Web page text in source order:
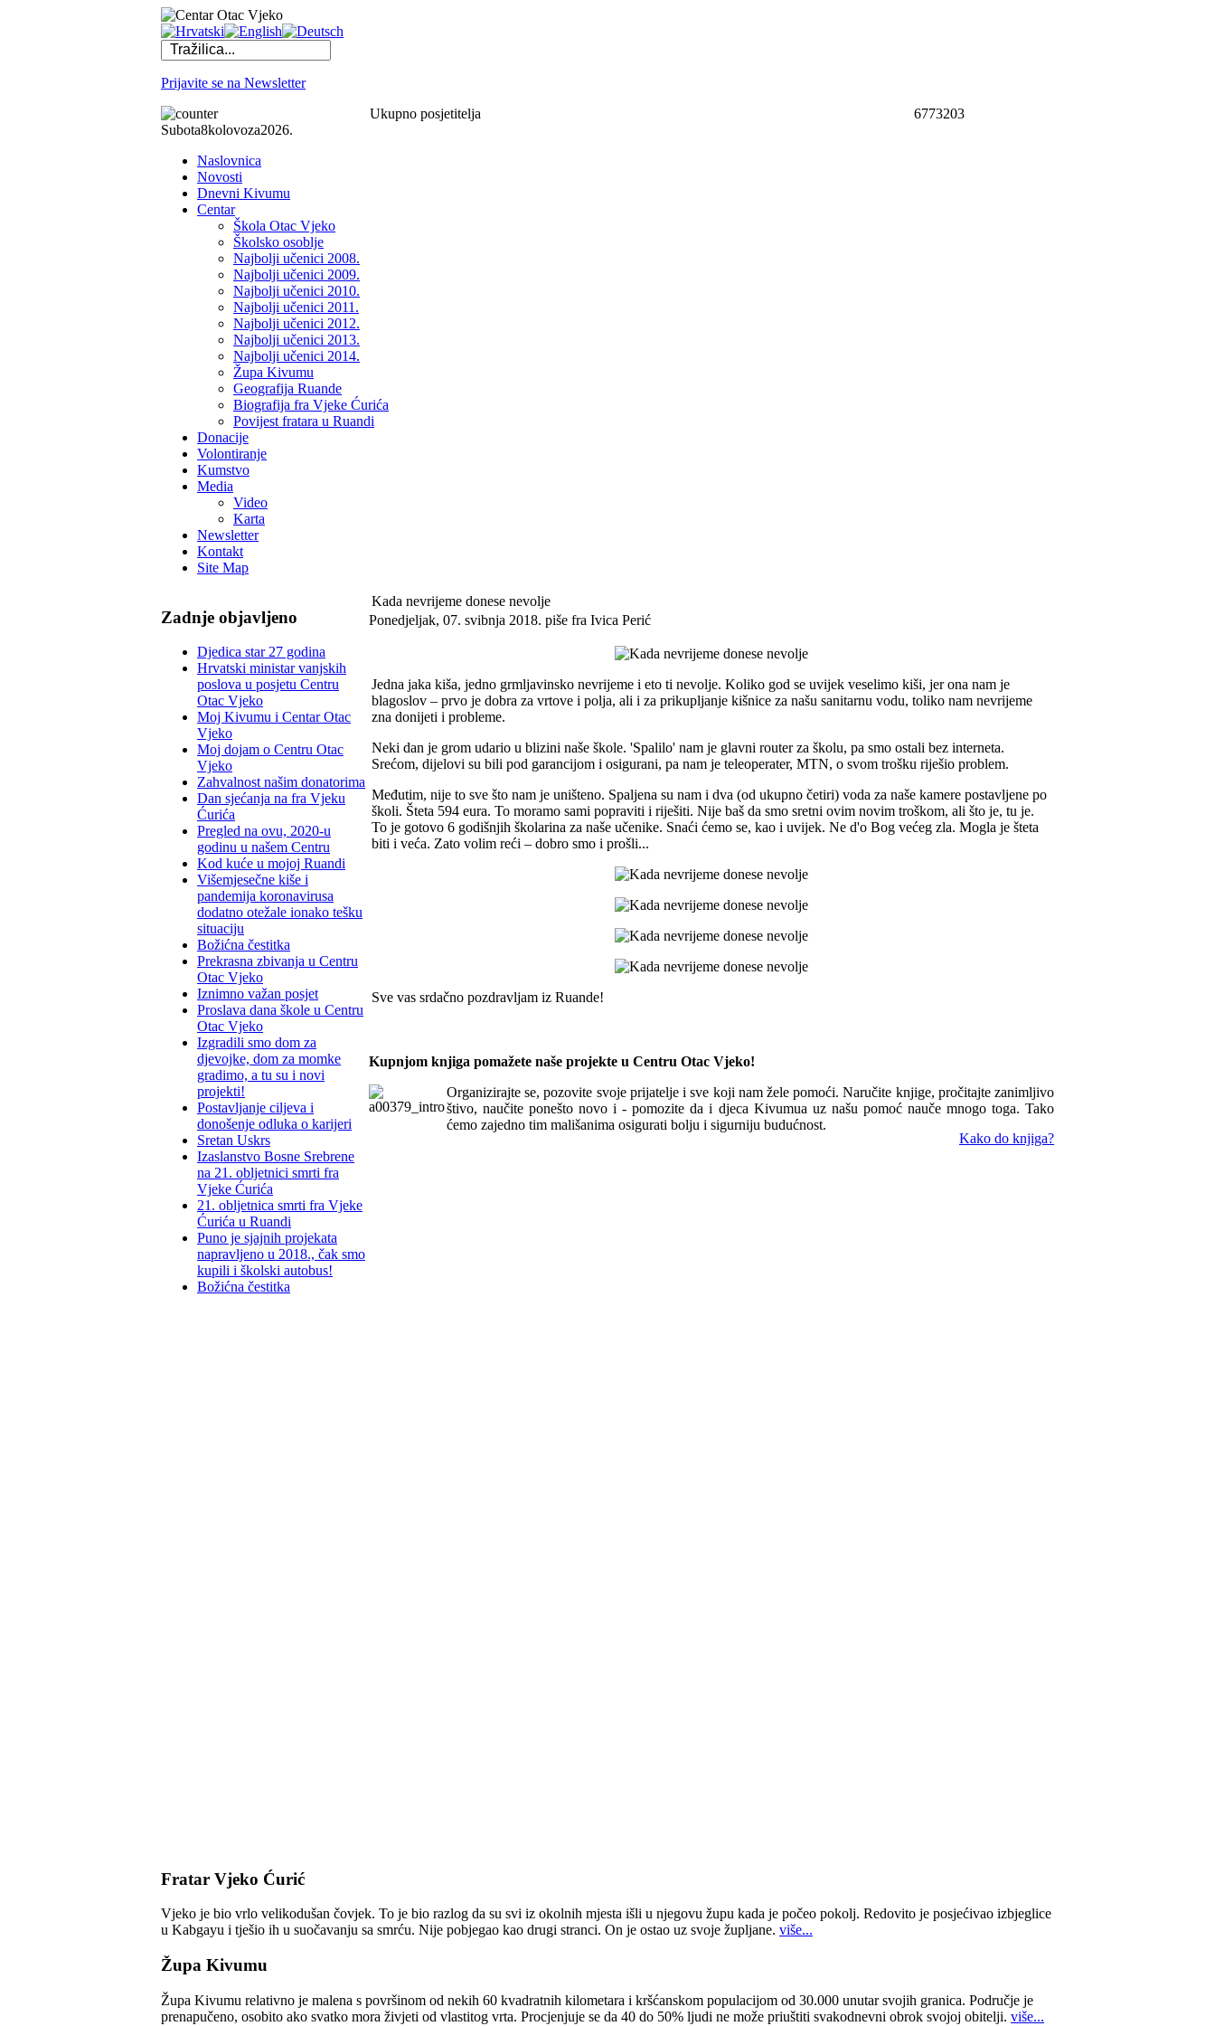
Prijavite se na Newsletter
Ukupno posjetitelja
6773203
Subota8kolovoza2026.
Naslovnica
Novosti
Dnevni Kivumu
Centar
Škola Otac Vjeko
Školsko osoblje
Najbolji učenici 2008.
Najbolji učenici 2009.
Najbolji učenici 2010.
Najbolji učenici 2011.
Najbolji učenici 2012.
Najbolji učenici 2013.
Najbolji učenici 2014.
Župa Kivumu
Geografija Ruande
Biografija fra Vjeke Ćurića
Povijest fratara u Ruandi
Donacije
Volontiranje
Kumstvo
Media
Video
Karta
Newsletter
Kontakt
Site Map
Zadnje objavljeno
Djedica star 27 godina
Hrvatski ministar vanjskih
poslova u posjetu Centru
Otac Vjeko
Moj Kivumu i Centar Otac
Vjeko
Moj dojam o Centru Otac
Vjeko
Zahvalnost našim donatorima
Dan sjećanja na fra Vjeku
Ćurića
Pregled na ovu, 2020-u
godinu u našem Centru
Kod kuće u mojoj Ruandi
Višemjesečne kiše i
pandemija koronavirusa
dodatno otežale ionako tešku
situaciju
Božićna čestitka
Prekrasna zbivanja u Centru
Otac Vjeko
Iznimno važan posjet
Proslava dana škole u Centru
Otac Vjeko
Izgradili smo dom za
djevojke, dom za momke
gradimo, a tu su i novi
projekti!
Postavljanje ciljeva i
donošenje odluka o karijeri
Sretan Uskrs
Izaslanstvo Bosne Srebrene
na 21. obljetnici smrti fra
Vjeke Ćurića
21. obljetnica smrti fra Vjeke
Ćurića u Ruandi
Puno je sjajnih projekata
napravljeno u 2018., čak smo
kupili i školski autobus!
Božićna čestitka
Kada nevrijeme donese nevolje
Ponedjeljak, 07. svibnja 2018. piše fra Ivica Perić
Jedna jaka kiša, jedno grmljavinsko nevrijeme i eto ti nevolje. Koliko god se uvijek veselimo kiši, jer ona nam je
blagoslov – prvo je dobra za vrtove i polja, ali i za prikupljanje kišnice za našu sanitarnu vodu, toliko nam nevrijeme
zna donijeti i probleme.
Neki dan je grom udario u blizini naše škole. 'Spalilo' nam je glavni router za školu, pa smo ostali bez interneta.
Srećom, dijelovi su bili pod garancijom i osigurani, pa nam je teleoperater, MTN, o svom trošku riješio problem.
Međutim, nije to sve što nam je uništeno. Spaljena su nam i dva (od ukupno četiri) voda za naše kamere postavljene po
školi. Šteta 594 eura. To moramo sami popraviti i riješiti. Nije baš da smo sretni ovim novim troškom, ali što je, tu je.
To je gotovo 6 godišnjih školarina za naše učenike. Snaći ćemo se, kao i uvijek. Ne d'o Bog većeg zla. Mogla je šteta
biti i veća. Zato volim reći – dobro smo i prošli...
Sve vas srdačno pozdravljam iz Ruande!
Kupnjom knjiga pomažete naše projekte u Centru Otac Vjeko!
Organizirajte se, pozovite svoje prijatelje i sve koji nam žele pomoći. Naručite knjige, pročitajte zanimljivo
štivo, naučite ponešto novo i - pomozite da i djeca Kivumua uz našu pomoć nauče mnogo toga. Tako
ćemo zajedno tim mališanima osigurati bolju i sigurniju budućnost.
Kako do knjiga?
Fratar Vjeko Ćurić
Vjeko je bio vrlo velikodušan čovjek. To je bio razlog da su svi iz okolnih mjesta išli u njegovu župu kada je počeo pokolj. Redovito je posjećivao izbjeglice
u Kabgayu i tješio ih u suočavanju sa smrću. Nije pobjegao kao drugi stranci. On je ostao uz svoje župljane. više...
Župa Kivumu
Župa Kivumu relativno je malena s površinom od nekih 60 kvadratnih kilometara i kršćanskom populacijom od 30.000 unutar svojih granica. Područje je
prenapučeno, osobito ako svatko mora živjeti od vlastitog vrta. Procjenjuje se da 40 do 50% ljudi ne može priuštiti svakodnevni obrok svojoj obitelji. više...